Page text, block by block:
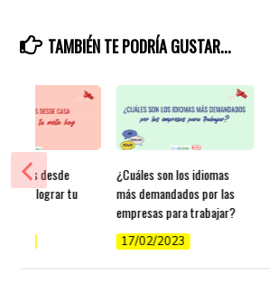
TAMBIÉN TE PODRÍA GUSTAR...
¿Cuáles son los idiomas
más demandados por las
empresas para trabajar?
17/02/2023
inglés desde
para lograr tu